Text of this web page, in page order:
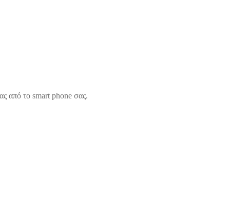
από το smart phone σας.